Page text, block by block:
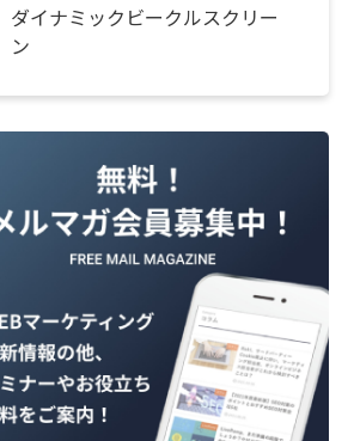
ダイナミックビークルスクリー
ン